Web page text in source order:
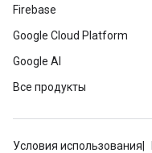
Firebase
Google Cloud Platform
Google AI
Все продукты
Условия использования